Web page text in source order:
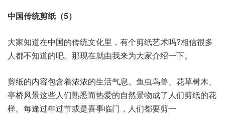
中国传统剪纸（5）
大家知道在中国的传统文化里，有个剪纸艺术吗?相信很多
人都不知道的吧。那现在就由我来为大家介绍一下。
剪纸的内容包含着浓浓的生活气息。鱼虫鸟兽、花草树木、
亭桥风景这些人们熟悉而热爱的自然景物成了人们剪纸的花
样。每逢过年过节或是喜事临门，人们都要剪一